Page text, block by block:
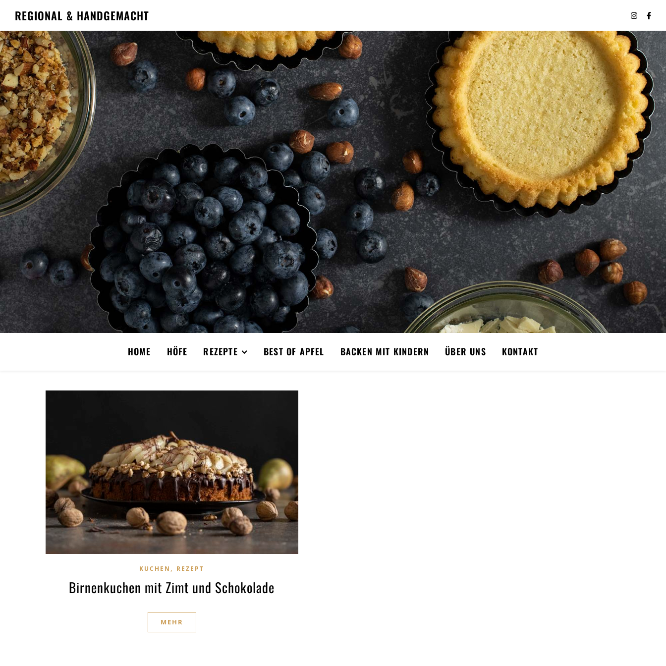
REGIONAL & HANDGEMACHT
HOME HÖFE REZEPTE BEST OF APFEL BACKEN MIT KINDERN ÜBER UNS KONTAKT
KUCHEN , REZEPT
Birnenkuchen mit Zimt und Schokolade
MEHR